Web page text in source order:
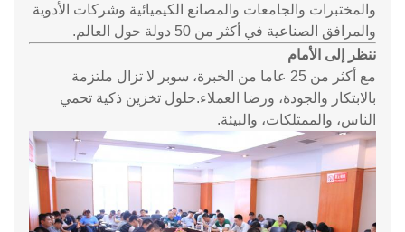
والمختبرات والجامعات والمصانع الكيميائية وشركات الأدوية
والمرافق الصناعية في أكثر من 50 دولة حول العالم.
ننظر إلى الأمام
مع أكثر من 25 عاما من الخبرة، سوبر لا تزال ملتزمة
بالابتكار والجودة، ورضا العملاء.حلول تخزين ذكية تحمي
الناس، والممتلكات، والبيئة.